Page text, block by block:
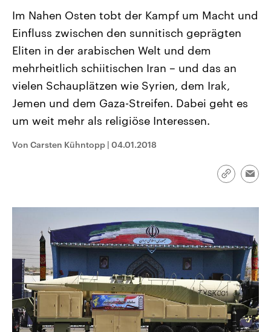
Landtagswahl Sachsen-Anhalt
2026
Alle Informationen
Sachsen-Anhalt wählt am 6.
September 2026 einen neuen
Landtag. Seit 2021 wird das
Bundesland von einer Koalition aus
Umfragen, Prognosen,
und Hintergründe zu den Parteien
und Kandidaten der anstehenden
Aktuelle Beiträge,
Hintergründe
Wirtschaftlich und
gehören die Vereinigten
den mächtigsten Ländern
mit großem Einfluss auf
aktuelle Weltgeschehen.
Sendungen Programm Podcasts
Im Nahen Osten tobt der Kampf um Macht und
Einfluss zwischen den sunnitisch geprägten
Eliten in der arabischen Welt und dem
mehrheitlich schiitischen Iran – und das an
vielen Schauplätzen wie Syrien, dem Irak,
Jemen und dem Gaza-Streifen. Dabei geht es
um weit mehr als religiöse Interessen.
Von Carsten Kühntopp | 04.01.2018
Link